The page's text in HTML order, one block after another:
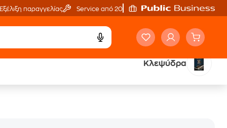
Εξέλιξη παραγγελίας Service από 20'
Κλεψύδρα